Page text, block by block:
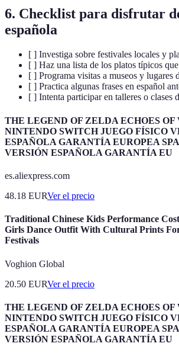
6. Checklist para disfrutar
española
[ ] Investiga sobre festivales locales y
[ ] Haz una lista de los platos típicos
[ ] Programa visitas a museos y lugares
[ ] Practica algunas frases en español
[ ] Intenta participar en talleres o clases
THE LEGEND OF ZELDA ECHOES OF
NINTENDO SWITCH JUEGO FÍSICO
ESPAÑOLA GARANTÍA EUROPEA
VERSIÓN ESPAÑOLA GARANTÍA EU
es.aliexpress.com
48.18 EURVer el precio
Traditional Chinese Kids Performance
Girls Dance Outfit With Cultural Prints
Festivals​
Voghion Global
20.50 EURVer el precio
THE LEGEND OF ZELDA ECHOES OF
NINTENDO SWITCH JUEGO FÍSICO
ESPAÑOLA GARANTÍA EUROPEA
VERSIÓN ESPAÑOLA GARANTÍA EU